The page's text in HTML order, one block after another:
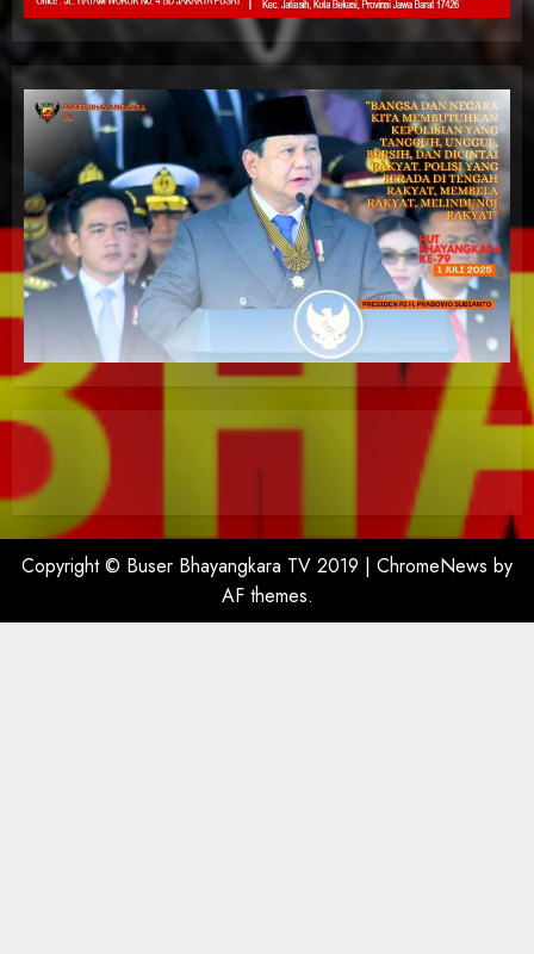
Copyright © Buser Bhayangkara TV 2019 | ChromeNews by
AF themes.